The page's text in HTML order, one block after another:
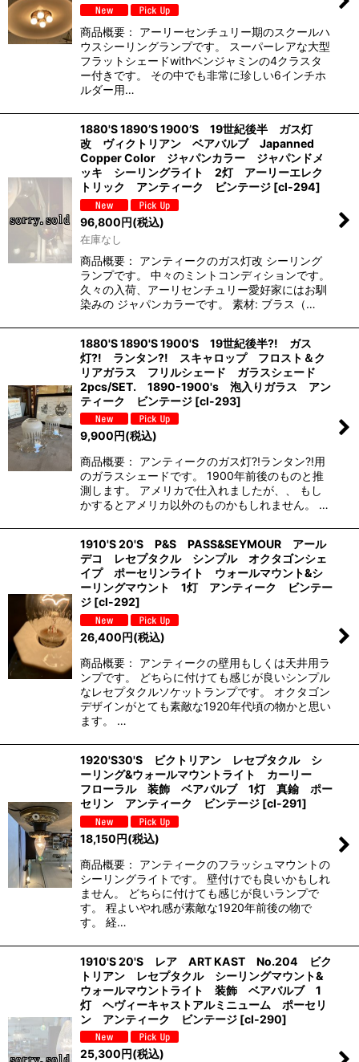
商品概要： アーリーセンチュリー期のスクールハ
ウスシーリングランプです。 スーパーレアな大型
フラットシェードwithベンジャミンの4クラスタ
ー付きです。 その中でも非常に珍しい6インチホ
ルダー用…
1880'S 1890’S 1900’S 19世紀後半 ガス灯
改 ヴィクトリアン ベアバルブ Japanned
Copper Color ジャパンカラー ジャパンドメ
ッキ シーリングライト 2灯 アーリーエレク
トリック アンティーク ビンテージ [cl-294]
96,800円(税込)
在庫なし
商品概要： アンティークのガス灯改 シーリング
ランプです。 中々のミントコンディションです。
久々の入荷、アーリセンチュリー愛好家にはお馴
染みの ジャパンカラーです。 素材: ブラス（…
1880'S 1890'S 1900'S 19世紀後半?! ガス
灯?! ランタン?! スキャロップ フロスト＆ク
リアガラス フリルシェード ガラスシェード
2pcs/SET. 1890-1900's 泡入りガラス アン
ティーク ビンテージ [cl-293]
9,900円(税込)
商品概要： アンティークのガス灯?!ランタン?!用
のガラスシェードです。 1900年前後のものと推
測します。 アメリカで仕入れましたが、、 もし
かするとアメリカ以外のものかもしれません。 …
1910'S 20'S P&S PASS&SEYMOUR アール
デコ レセプタクル シンプル オクタゴンシェ
イプ ポーセリンライト ウォールマウント&シ
ーリングマウント 1灯 アンティーク ビンテー
ジ [cl-292]
26,400円(税込)
商品概要： アンティークの壁用もしくは天井用ラ
ンプです。 どちらに付けても感じが良いシンプル
なレセプタクルソケットランプです。 オクタゴン
デザインがとても素敵な1920年代頃の物かと思い
ます。 …
1920'S30'S ビクトリアン レセプタクル シ
ーリング&ウォールマウントライト カーリー
フローラル 装飾 ベアバルブ 1灯 真鍮 ポー
セリン アンティーク ビンテージ [cl-291]
18,150円(税込)
商品概要： アンティークのフラッシュマウントの
シーリングライトです。 壁付けでも良いかもしれ
ません。 どちらに付けても感じが良いランプで
す。 程よいやれ感が素敵な1920年前後の物で
す。 経…
1910'S 20'S レア ART KAST No.204 ビク
トリアン レセプタクル シーリングマウント&
ウォールマウントライト 装飾 ベアバルブ 1
灯 ヘヴィーキャストアルミニューム ポーセリ
ン アンティーク ビンテージ [cl-290]
25,300円(税込)